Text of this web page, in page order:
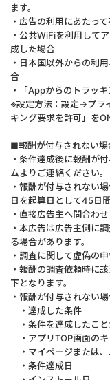
ます。
・広告の利用にあたっ
・公共WiFiを利用して
成した場合
・日本国以外からの利
合
・「Appからのトラッ
※設定方法：設定→プラ
キング要求を許可」を
■報酬が付与されない場
・条件達成後に報酬が
ムよりご連絡ください。
・報酬が付与されない
日を起算日として45日
・直接広告主へ問合わ
・本広告は広告主側に
る場合があります。
・調査に関して虚偽の
・報酬の調査依頼時に
下となります。
・報酬が付与されない
・達成した条件
・条件を達成したこと
・アプリTOP画面のキ
・マイページまたは、
・条件達成日